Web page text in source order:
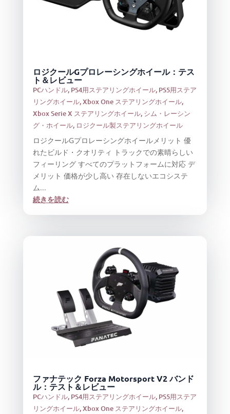
ロジクールGプロレーシングホイール：テス
ト＆レビュー
PCハンドル, PS4用ステアリングホイール, PS5用ステア
リングホイール,Xbox One ステアリングホイール,
Xbox Serie X ステアリングホイール, シム・レーシン
グ・ホイール, ロジクール製ステアリングホイール
ロジクールGプロレーシングホイールメリット 優
れたビルド・クオリティ トラックでの素晴らしい
フィーリング すべてのプラットフォームに対応 デ
メリット 価格が少し高い 存在しないエコシステ
ム...
続きを読む
ファナテック Forza Motorsport V2 バンド
ル：テスト＆レビュー
PCハンドル, PS4用ステアリングホイール, PS5用ステア
リングホイール,Xbox One ステアリングホイール,